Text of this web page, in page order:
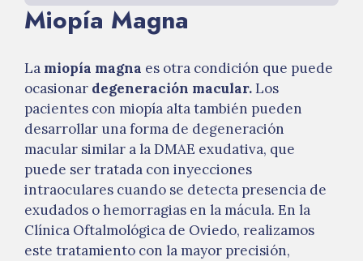
Miopía Magna
La miopía magna es otra condición que puede
ocasionar degeneración macular.Los
pacientes con miopía alta también pueden
desarrollar una forma de degeneración
macular similar a la DMAE exudativa, que
puede ser tratada con inyecciones
intraoculares cuando se detecta presencia de
exudados o hemorragias en la mácula. En la
Clínica Oftalmológica de Oviedo, realizamos
este tratamiento con la mayor precisión,